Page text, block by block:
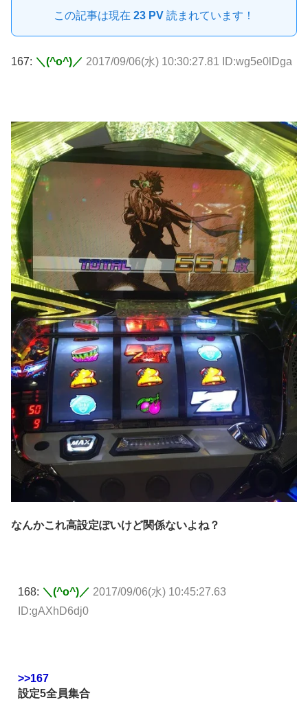
この記事は現在 23 PV 読まれています！
167: ＼(^o^)／ 2017/09/06(水) 10:30:27.81 ID:wg5e0lDga
なんかこれ高設定ぽいけど関係ないよね？
168: ＼(^o^)／ 2017/09/06(水) 10:45:27.63
ID:gAXhD6dj0
>>167
設定5全員集合